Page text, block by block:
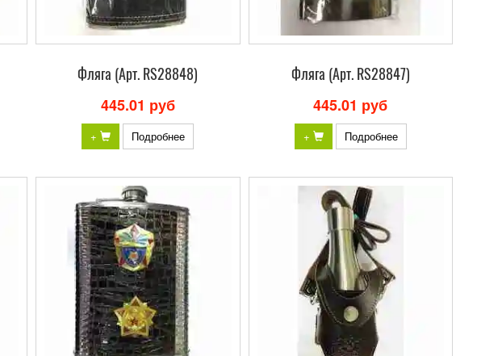
Фляга (Арт. RS28848)
445.01 руб
+ Подробнее
Фляга (Арт. RS28847)
445.01 руб
+ Подробнее